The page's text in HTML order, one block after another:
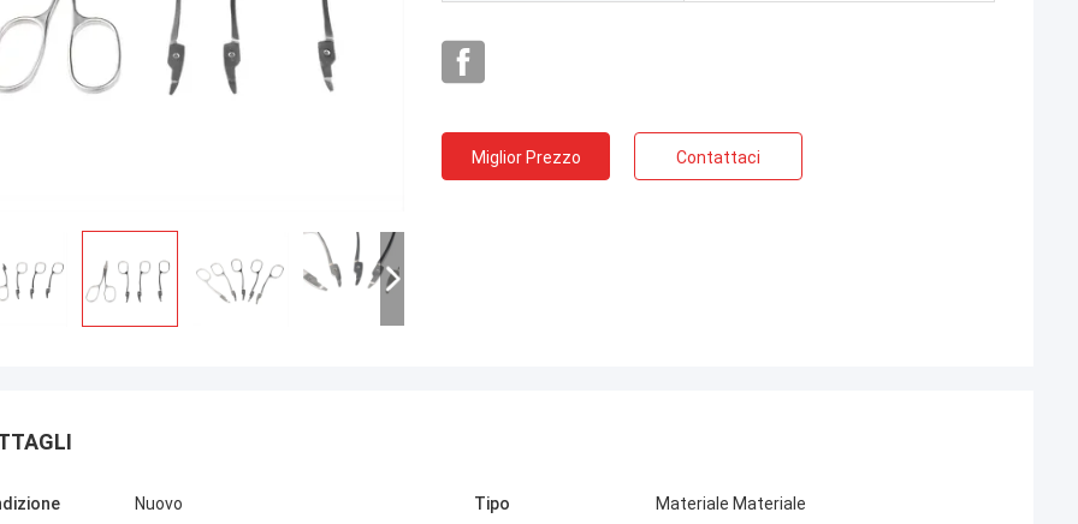
Miglior Prezzo Contattaci
Nuovo Tipo Materiale Materiale